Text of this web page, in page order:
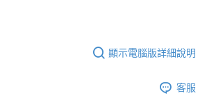
顯示電腦版詳細說明
客服